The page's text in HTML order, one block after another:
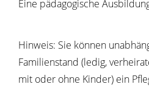
Eine pädagogische
Hinweis: Sie können
Familienstand (ledig,
mit oder ohne Kinder) ein